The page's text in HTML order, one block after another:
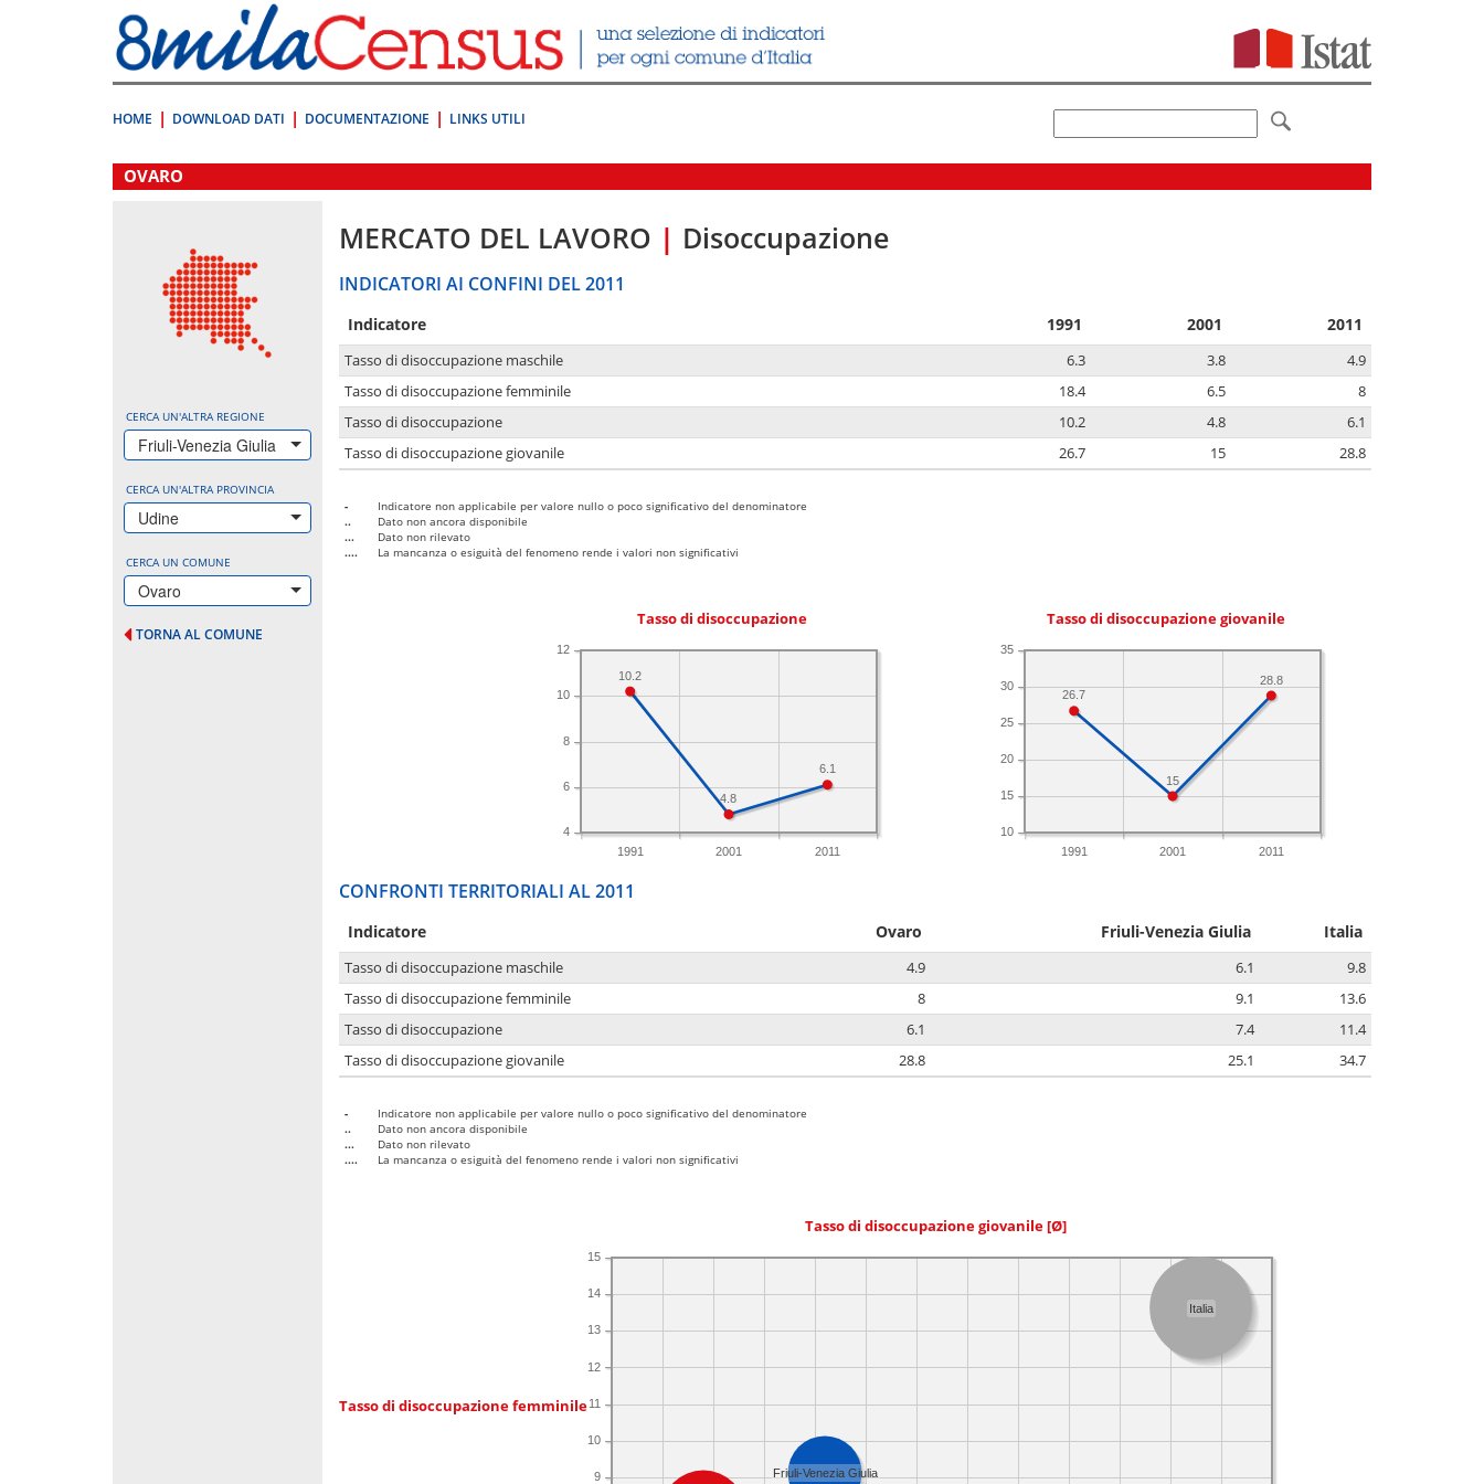
direttamente
a:
Contenuto
HOME DOWNLOAD DATI DOCUMENTAZIONE LINKS UTILI
.
OVARO
CERCA UN'ALTRA REGIONE
Friuli-Venezia Giulia
CERCA UN'ALTRA PROVINCIA
Udine
CERCA UN COMUNE
Ovaro
TORNA AL COMUNE
MERCATO DEL LAVORO | Disoccupazione
INDICATORI AI CONFINI DEL 2011
Indicatore 1991 2001 2011
Tasso di disoccupazione maschile 6.3 3.8
4.9
Tasso di disoccupazione femminile
18.4 6.5
8
Tasso di disoccupazione
10.2 4.8
6.1
Tasso di disoccupazione giovanile
26.7 15 28.8
-
Indicatore non applicabile per valore nullo o poco significativo del denominatore
..
Dato non ancora disponibile
...
Dato non rilevato
....
La mancanza o esiguità del fenomeno rende i valori non significativi
Tasso di disoccupazione
1991 2001 2011
4
6
8
10
12
6.1
4.8
10.2
Tasso di disoccupazione giovanile
1991 2001 2011
10
15
20
25
30
35
28.8
15
26.7
CONFRONTI TERRITORIALI AL 2011
Indicatore Ovaro Friuli-Venezia Giulia Italia
Tasso di disoccupazione maschile 4.9 6.1
9.8
Tasso di disoccupazione femminile
8 9.1
13.6
Tasso di disoccupazione
6.1 7.4
11.4
Tasso di disoccupazione giovanile
28.8 25.1 34.7
-
Indicatore non applicabile per valore nullo o poco significativo del denominatore
..
Dato non ancora disponibile
...
Dato non rilevato
....
La mancanza o esiguità del fenomeno rende i valori non significativi
Tasso di disoccupazione giovanile [Ø]
Tasso di disoccupazione femminile
9
10
11
12
13
14
15
Italia
Friuli-Venezia Giulia